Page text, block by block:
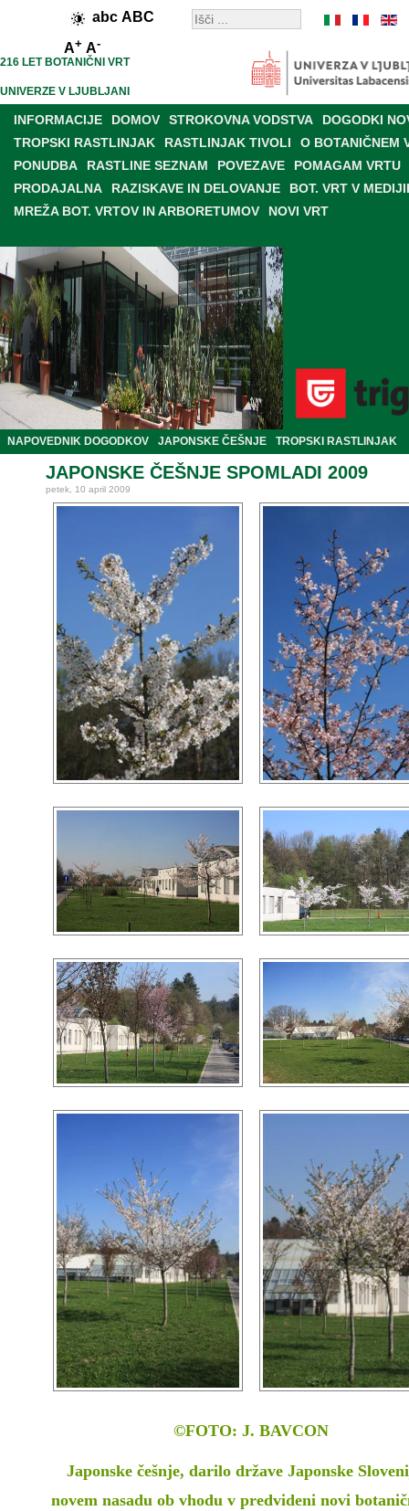
abc ABC
A+ A-
216 LET BOTANIČNI VRT
UNIVERZE V LJUBLJANI
INFORMACIJE DOMOV STROKOVNA VODSTVA
DOGODKI
TROPSKI RASTLINJAK
RASTLINJAK TIVOLI
O BOTANIČNEM
PONUDBA
RASTLINE SEZNAM POVEZAVE
POMAGAM VRTU
PRODAJALNA
RAZISKAVE IN DELOVANJE
BOT. VRT V
MREŽA BOT. VRTOV IN ARBORETUMOV
NOVI VRT
NAPOVEDNIK DOGODKOV JAPONSKE ČEŠNJE TROPSKI RASTLINJAK
JAPONSKE ČEŠNJE SPOMLADI 2009
petek, 10 april 2009
©FOTO: J. BAVCON
Japonske češnje, darilo države Japonske
novem nasadu ob vhodu v predvideni novi